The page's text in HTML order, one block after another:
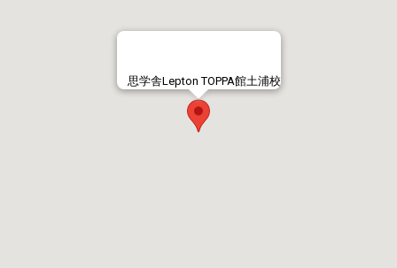
思学舎Lepton TOPPA館土浦校